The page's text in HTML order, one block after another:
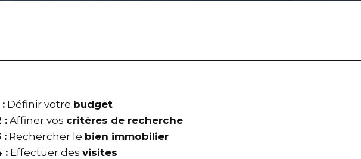
Définir votre budget
:Affiner vos critères de recherche
:Rechercher le bien immobilier
:Effectuer des visites